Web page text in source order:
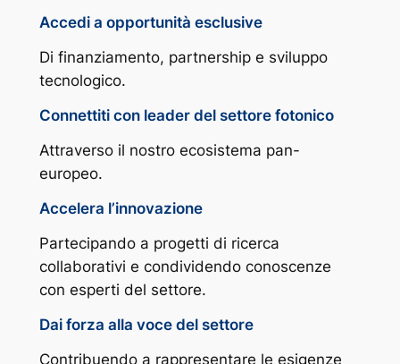
Connettiti con leader del settore fotonico
Attraverso il nostro ecosistema pan-
europeo.
Accedi a opportunità esclusive
Di finanziamento, partnership e sviluppo
tecnologico.
Accelera l’innovazione
Partecipando a progetti di ricerca
collaborativi e condividendo conoscenze
con esperti del settore.
Dai forza alla voce del settore
Contribuendo a rappresentare le esigenze